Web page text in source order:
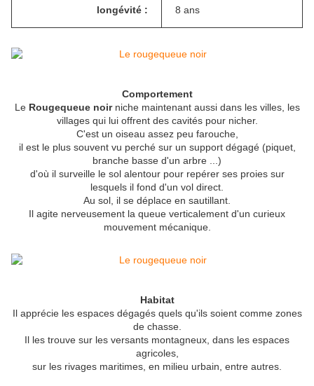
longévité : 8 ans
Comportement
Le Rougequeue noir niche maintenant aussi dans les villes, les
villages qui lui offrent des cavités pour nicher.
C'est un oiseau assez peu farouche,
il est le plus souvent vu perché sur un support dégagé (piquet,
branche basse d'un arbre ...)
d'où il surveille le sol alentour pour repérer ses proies sur
lesquels il fond d'un vol direct.
Au sol, il se déplace en sautillant.
Il agite nerveusement la queue verticalement d'un curieux
mouvement mécanique.
Habitat
Il apprécie les espaces dégagés quels qu'ils soient comme zones
de chasse.
Il les trouve sur les versants montagneux, dans les espaces
agricoles,
sur les rivages maritimes, en milieu urbain, entre autres.